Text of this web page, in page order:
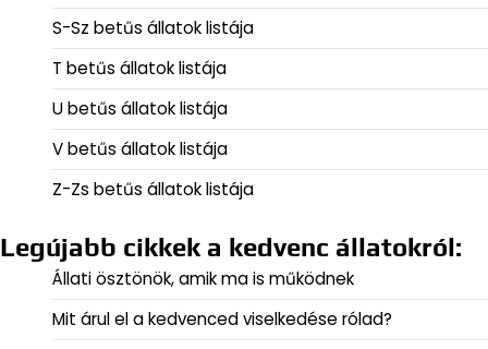
S-Sz betűs állatok listája
T betűs állatok listája
U betűs állatok listája
V betűs állatok listája
Z-Zs betűs állatok listája
Legújabb cikkek a kedvenc állatokról:
Állati ösztönök, amik ma is működnek
Mit árul el a kedvenced viselkedése rólad?